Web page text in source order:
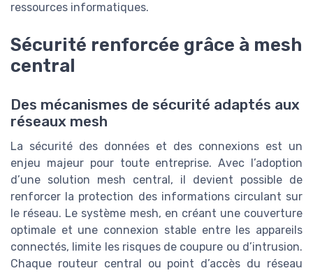
ressources informatiques.
Sécurité renforcée grâce à mesh
central
Des mécanismes de sécurité adaptés aux
réseaux mesh
La sécurité des données et des connexions est un
enjeu majeur pour toute entreprise. Avec l’adoption
d’une solution mesh central, il devient possible de
renforcer la protection des informations circulant sur
le réseau. Le système mesh, en créant une couverture
optimale et une connexion stable entre les appareils
connectés, limite les risques de coupure ou d’intrusion.
Chaque routeur central ou point d’accès du réseau